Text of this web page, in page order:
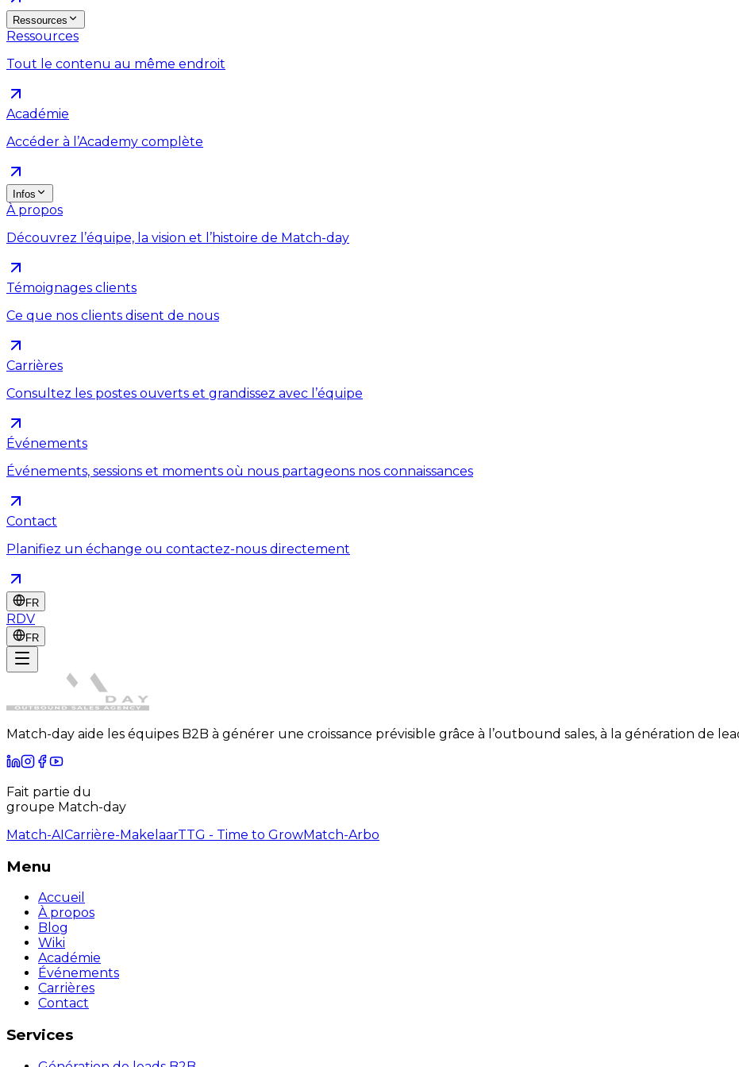
Ressources
Ressources
Tout le contenu au même endroit
Académie
Accéder à l’Academy complète
Infos
À propos
Découvrez l’équipe, la vision et l’histoire de Match-day
Témoignages clients
Ce que nos clients disent de nous
Carrières
Consultez les postes ouverts et grandissez avec l’équipe
Événements
Événements, sessions et moments où nous partageons nos connaissances
Contact
Planifiez un échange ou contactez-nous directement
FR
RDV
FR
Match-day aide les équipes B2B à générer une croissance prévisible grâce à l’outbound sales, à la génération de
Fait partie du
groupe Match-day
Match-AICarrière-MakelaarTTG - Time to GrowMatch-Arbo
Menu
Accueil
À propos
Blog
Wiki
Académie
Événements
Carrières
Contact
Services